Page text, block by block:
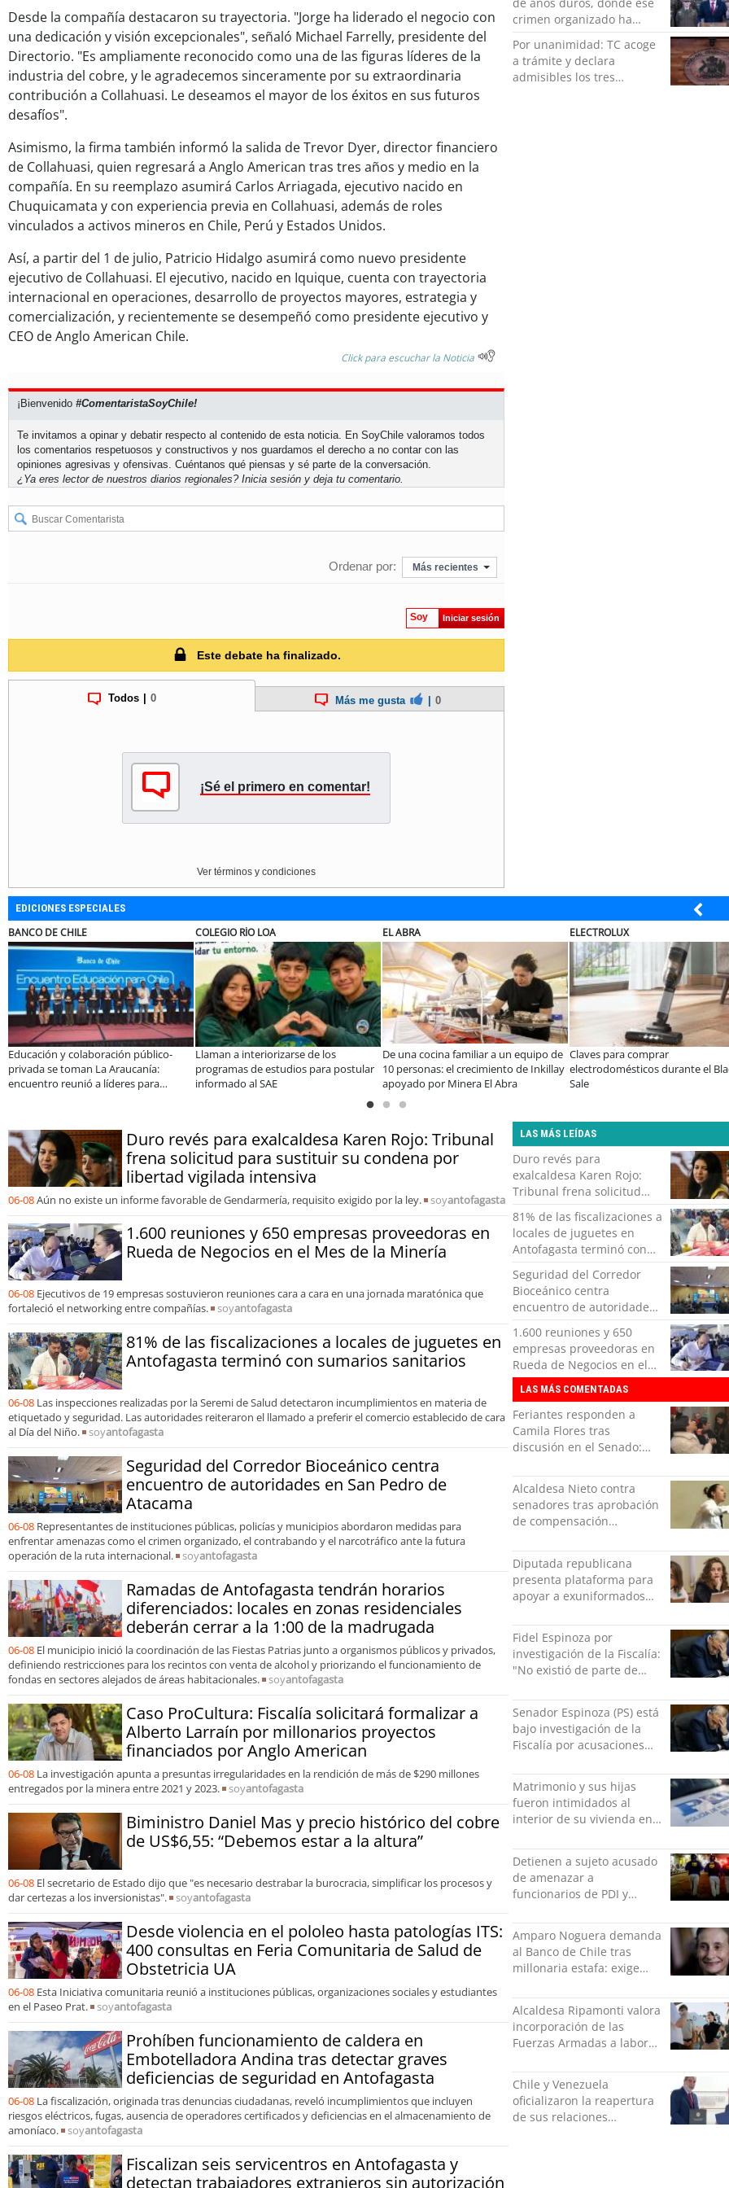
Desde la compañía destacaron su trayectoria. "Jorge ha liderado el negocio con
una dedicación y visión excepcionales", señaló Michael Farrelly, presidente del
Directorio. "Es ampliamente reconocido como una de las figuras líderes de la
industria del cobre, y le agradecemos sinceramente por su extraordinaria
contribución a Collahuasi. Le deseamos el mayor de los éxitos en sus futuros
desafíos".
Asimismo, la firma también informó la salida de Trevor Dyer, director financiero
de Collahuasi, quien regresará a Anglo American tras tres años y medio en la
compañía. En su reemplazo asumirá Carlos Arriagada, ejecutivo nacido en
Chuquicamata y con experiencia previa en Collahuasi, además de roles
vinculados a activos mineros en Chile, Perú y Estados Unidos.
Así, a partir del 1 de julio, Patricio Hidalgo asumirá como nuevo presidente
ejecutivo de Collahuasi. El ejecutivo, nacido en Iquique, cuenta con trayectoria
internacional en operaciones, desarrollo de proyectos mayores, estrategia y
comercialización, y recientemente se desempeñó como presidente ejecutivo y
CEO de Anglo American Chile.
Click para escuchar la Noticia
¡Bienvenido #ComentaristaSoyChile!
Te invitamos a opinar y debatir respecto al contenido de esta noticia. En SoyChile valoramos todos
los comentarios respetuosos y constructivos y nos guardamos el derecho a no contar con las
opiniones agresivas y ofensivas. Cuéntanos qué piensas y sé parte de la conversación.
¿Ya eres lector de nuestros diarios regionales? Inicia sesión y deja tu comentario.
Ordenar por: Más recientes
Soy Iniciar sesión
Este debate ha finalizado.
Todos 0 Más me gusta 0
¡Sé el primero en comentar!
Ver términos y condiciones
crimen organizado ha
ocupado un lugar que no
le corresponde”
Por unanimidad: TC acoge
a trámite y declara
admisibles los tres
EDICIONES ESPECIALES
público-
para
COLEGIO RÍO LOA
Llaman a interiorizarse de los
programas de estudios para postular
informado al SAE
EL ABRA
De una cocina familiar a un equipo de
10 personas: el crecimiento de Inkillay
apoyado por Minera El Abra
Claves para comprar
electrodomésticos durante el Black
Sale
A dos años de la
especialistas
Duro revés para exalcaldesa Karen Rojo: Tribunal
frena solicitud para sustituir su condena por
libertad vigilada intensiva
06-08Aún no existe un informe favorable de Gendarmería, requisito exigido por la ley. soyantofagasta
1.600 reuniones y 650 empresas proveedoras en
Rueda de Negocios en el Mes de la Minería
06-08 Ejecutivos de 19 empresas sostuvieron reuniones cara a cara en una jornada maratónica que
fortaleció el networking entre compañías.
soyantofagasta
81% de las fiscalizaciones a locales de juguetes en
Antofagasta terminó con sumarios sanitarios
06-08 Las inspecciones realizadas por la Seremi de Salud detectaron incumplimientos en materia de
etiquetado y seguridad. Las autoridades reiteraron el llamado a preferir el comercio establecido de cara
al Día del Niño.
soyantofagasta
Seguridad del Corredor Bioceánico centra
encuentro de autoridades en San Pedro de
Atacama
06-08 Representantes de instituciones públicas, policías y municipios abordaron medidas para
enfrentar amenazas como el crimen organizado, el contrabando y el narcotráfico ante la futura
operación de la ruta internacional.
soyantofagasta
Ramadas de Antofagasta tendrán horarios
diferenciados: locales en zonas residenciales
deberán cerrar a la 1:00 de la madrugada
06-08 El municipio inició la coordinación de las Fiestas Patrias junto a organismos públicos y privados,
definiendo restricciones para los recintos con venta de alcohol y priorizando el funcionamiento de
fondas en sectores alejados de áreas habitacionales.
soyantofagasta
Caso ProCultura: Fiscalía solicitará formalizar a
Alberto Larraín por millonarios proyectos
financiados por Anglo American
06-08 La investigación apunta a presuntas irregularidades en la rendición de más de $290 millones
entregados por la minera entre 2021 y 2023.
soyantofagasta
Biministro Daniel Mas y precio histórico del cobre
de US$6,55: “Debemos estar a la altura”
06-08 El secretario de Estado dijo que "es necesario destrabar la burocracia, simplificar los procesos y
dar certezas a los inversionistas".
soyantofagasta
Desde violencia en el pololeo hasta patologías ITS:
400 consultas en Feria Comunitaria de Salud de
Obstetricia UA
06-08 Esta Iniciativa comunitaria reunió a instituciones públicas, organizaciones sociales y estudiantes
en el Paseo Prat.
soyantofagasta
Prohíben funcionamiento de caldera en
Embotelladora Andina tras detectar graves
deficiencias de seguridad en Antofagasta
06-08 La fiscalización, originada tras denuncias ciudadanas, reveló incumplimientos que incluyen
riesgos eléctricos, fugas, ausencia de operadores certificados y deficiencias en el almacenamiento de
amoníaco.
soyantofagasta
Fiscalizan seis servicentros en Antofagasta y
detectan trabajadores extranjeros sin autorización
LAS MÁS LEÍDAS
Duro revés para
exalcaldesa Karen Rojo:
Tribunal frena solicitud
para sustituir su condena
por libertad vigilada
intensiva
81% de las fiscalizaciones a
locales de juguetes en
Antofagasta terminó con
sumarios sanitarios
Seguridad del Corredor
Bioceánico centra
encuentro de autoridades
en San Pedro de Atacama
1.600 reuniones y 650
empresas proveedoras en
Rueda de Negocios en el
Mes de la Minería
LAS MÁS COMENTADAS
Feriantes responden a
Camila Flores tras
discusión en el Senado:
orgullo”
Alcaldesa Nieto contra
senadores tras aprobación
de compensación
indolente"
Diputada republicana
presenta plataforma para
apoyar a exuniformados
social
Fidel Espinoza por
investigación de la Fiscalía:
"No existió de parte de
violencia física ni verbal"
Senador Espinoza (PS) está
bajo investigación de la
Fiscalía por acusaciones
su pareja
Matrimonio y sus hijas
fueron intimidados al
interior de su vivienda en
Detienen a sujeto acusado
de amenazar a
funcionarios de PDI y
Verde
Amparo Noguera demanda
al Banco de Chile tras
millonaria estafa: exige
Alcaldesa Ripamonti valora
incorporación de las
Fuerzas Armadas a labores
“responsabilidad política”
Chile y Venezuela
oficializaron la reapertura
de sus relaciones